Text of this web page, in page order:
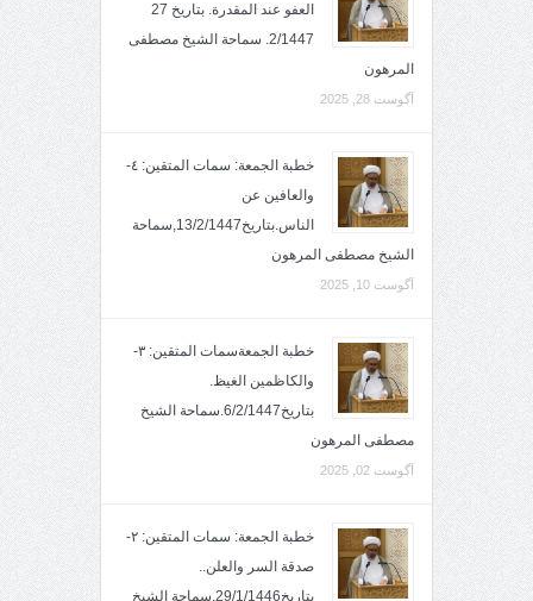
العفو عند المقدرة. بتاريخ 27
2/1447. سماحة الشيخ مصطفى
المرهون
آگوست 28, 2025
خطبة الجمعة: سمات المتقين: ٤-
والعافين عن
الناس.بتاريخ13/2/1447,سماحة
الشيخ مصطفى المرهون
آگوست 10, 2025
خطبة الجمعةسمات المتقين: ٣-
والكاظمين الغيظ.
بتاريخ6/2/1447.سماحة الشيخ
مصطفى المرهون
آگوست 02, 2025
خطبة الجمعة: سمات المتقين: ٢-
صدقة السر والعلن..
بتاريخ29/1/1446.سماحة الشيخ